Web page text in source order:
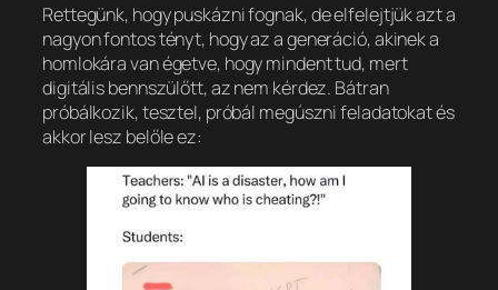
Rettegünk, hogy puskázni fognak, de elfelejtjük azt a
nagyon fontos tényt, hogy az a generáció, akinek a
homlokára van égetve, hogy mindent tud, mert
digitális bennszülőtt, az nem kérdez. Bátran
próbálkozik, tesztel, próbál megúszni feladatokat és
akkor lesz belőle ez: